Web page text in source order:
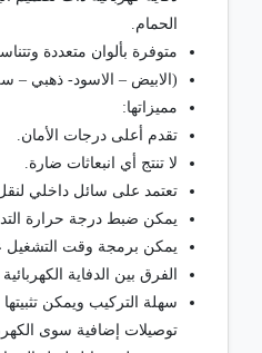
الحمام.
متوفرة بألوان متعددة
(الابيض – الاسود- ذهبي –
مميزاتها:
تقدم أعلى درجات الأمان.
لا تنتج أي انبعاثات ضارة.
تعتمد على سائل داخلي لنقل
يمكن ضبط درجة حرارة
يمكن برمجة وقت التشغيل
الفرق بين الدفاية
سهلة التركيب ويمكن
توصيلات إضافية سوى